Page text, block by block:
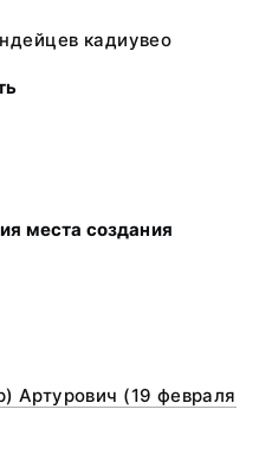
кадиувео
места создания
Артурович (19 февраля